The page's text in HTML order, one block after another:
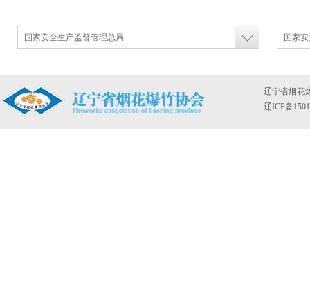
国家安全生产监督管理总局 国家
辽宁省烟花
辽ICP备